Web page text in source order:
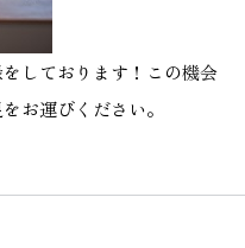
しております！この機会
お運びください。